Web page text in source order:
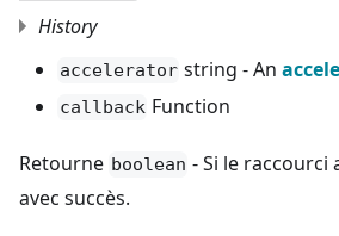
History
accelerator string - An
callback Function
Retourne boolean - Si le raccourci
avec succès.